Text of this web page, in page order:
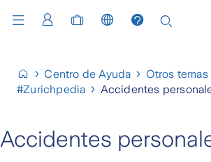
Centro de Ayuda
Otros temas
#Zurichpedia
Accidentes
Accidentes